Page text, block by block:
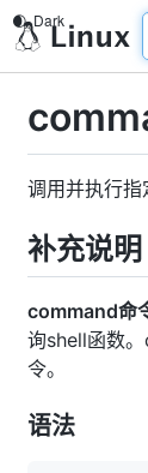
调用并执行指
补充说明
command命
询shell函数
令。
语法